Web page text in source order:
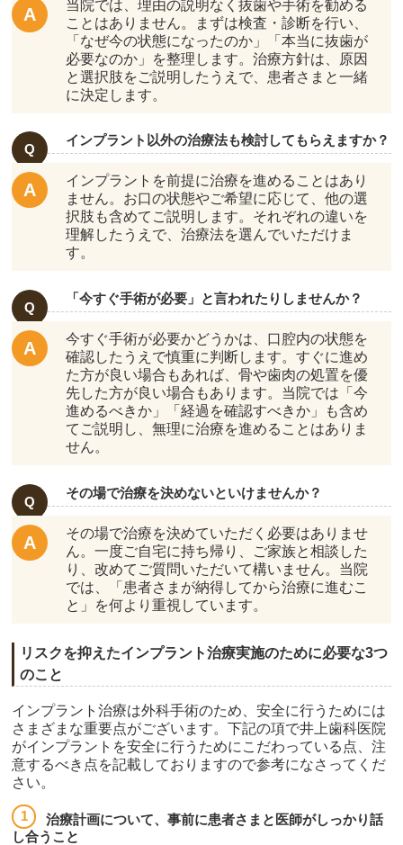
当院では、理由の説明なく抜歯や手術を勧める
ことはありません。まずは検査・診断を行い、
「なぜ今の状態になったのか」「本当に抜歯が
必要なのか」を整理します。治療方針は、原因
と選択肢をご説明したうえで、患者さまと一緒
に決定します。
インプラント以外の治療法も検討してもらえますか？
インプラントを前提に治療を進めることはあり
ません。お口の状態やご希望に応じて、他の選
択肢も含めてご説明します。それぞれの違いを
理解したうえで、治療法を選んでいただけま
す。
「今すぐ手術が必要」と言われたりしませんか？
今すぐ手術が必要かどうかは、口腔内の状態を
確認したうえで慎重に判断します。すぐに進め
た方が良い場合もあれば、骨や歯肉の処置を優
先した方が良い場合もあります。当院では「今
進めるべきか」「経過を確認すべきか」も含め
てご説明し、無理に治療を進めることはありま
せん。
その場で治療を決めないといけませんか？
その場で治療を決めていただく必要はありませ
ん。一度ご自宅に持ち帰り、ご家族と相談した
り、改めてご質問いただいて構いません。当院
では、「患者さまが納得してから治療に進むこ
と」を何より重視しています。
リスクを抑えたインプラント治療実施のために必要な3つ
のこと
インプラント治療は外科手術のため、安全に行うためには
さまざまな重要点がございます。下記の項で井上歯科医院
がインプラントを安全に行うためにこだわっている点、注
意するべき点を記載しておりますので参考になさってくだ
さい。
治療計画について、事前に患者さまと医師がしっかり話
し合うこと